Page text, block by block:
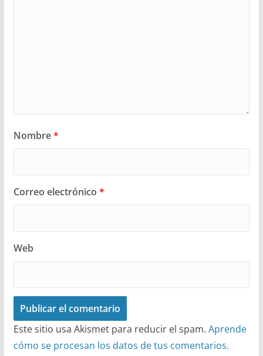
Nombre*
Correo electrónico *
Web
Este sitio usa Akismet para reducir el spam. Aprende
cómo se procesan los datos de tus comentarios.